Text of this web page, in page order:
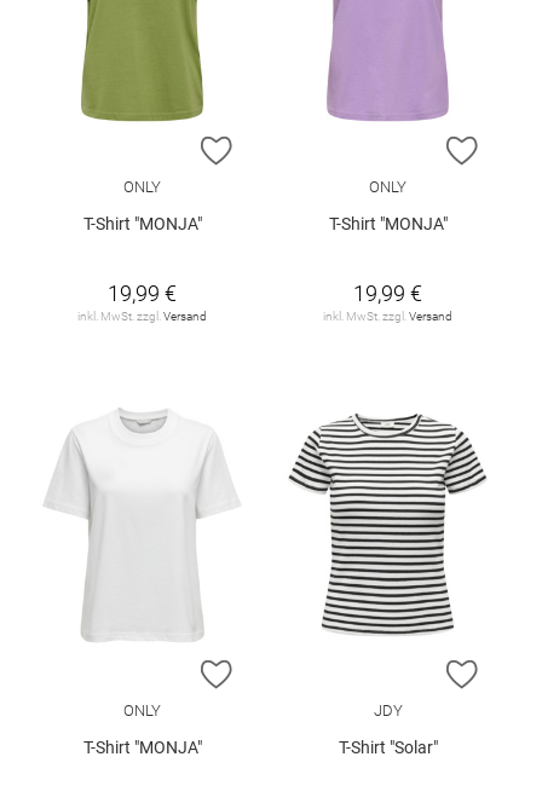
ZUR WUNSCHLISTE HINZUFÜGEN
ONLY
T-Shirt "MONJA"
19,99 €
inkl. MwSt. zzgl.Versand
ZUR
ONLY
T-Shirt "MONJA"
19,99 €
inkl. MwSt. zzgl.Versand
ZUR WUNSCHLISTE HINZUFÜGEN
ONLY
T-Shirt "MONJA"
ZUR
JDY
T-Shirt "Solar"